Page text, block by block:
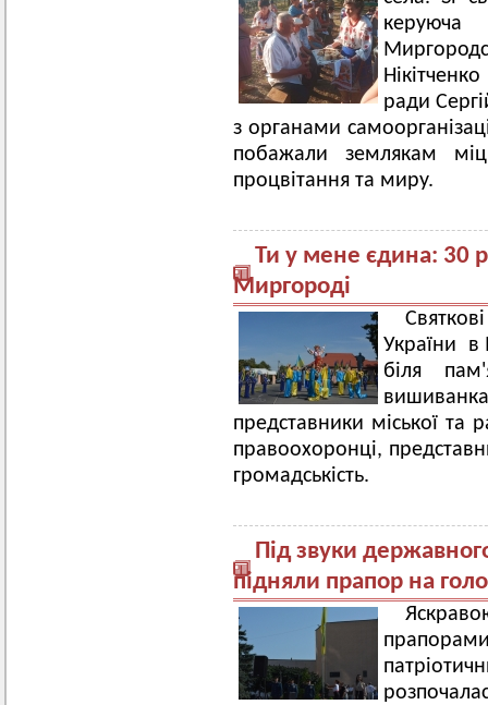
керуюча
ради
з органами
побажали землякам
процвітання та миру.
Ти у мене єдина: 30
Миргороді
України в
біля
представники міської та
правоохоронці,
громадськість.
Під звуки
підняли прапор на